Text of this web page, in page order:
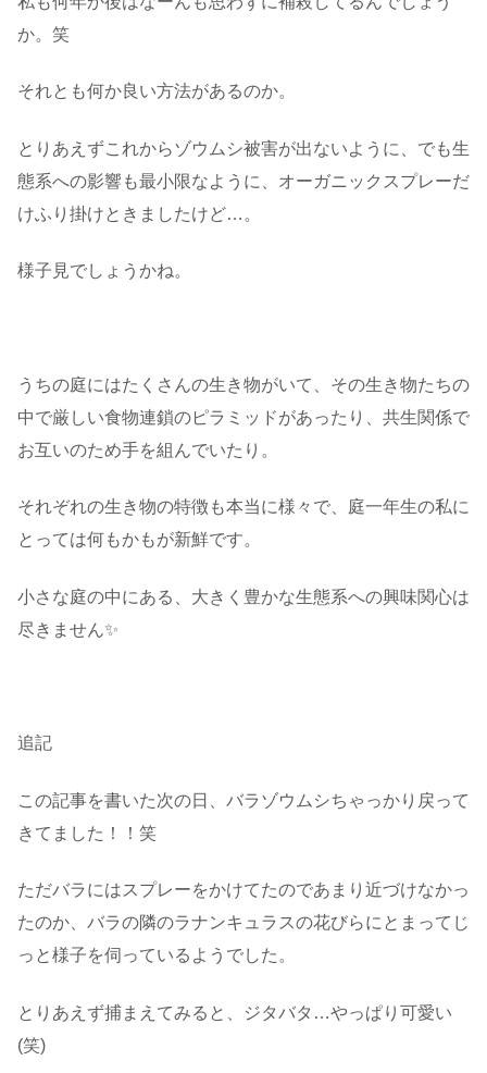
か。笑
それとも何か良い方法があるのか。
とりあえずこれからゾウムシ被害が出ないように、でも生
態系への影響も最小限なように、オーガニックスプレーだ
けふり掛けときましたけど…。
様子見でしょうかね。
うちの庭にはたくさんの生き物がいて、その生き物たちの
中で厳しい食物連鎖のピラミッドがあったり、共生関係で
お互いのため手を組んでいたり。
それぞれの生き物の特徴も本当に様々で、庭一年生の私に
とっては何もかもが新鮮です。
小さな庭の中にある、大きく豊かな生態系への興味関心は
尽きません✨
追記
この記事を書いた次の日、バラゾウムシちゃっかり戻って
きてました！！笑
ただバラにはスプレーをかけてたのであまり近づけなかっ
たのか、バラの隣のラナンキュラスの花びらにとまってじ
っと様子を伺っているようでした。
とりあえず捕まえてみると、ジタバタ…やっぱり可愛い
(笑)